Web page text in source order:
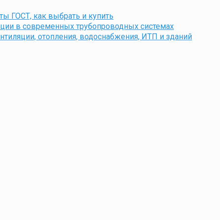
ГОСТ, как выбрать и купить
в современных трубопроводных системах
отопления, водоснабжения, ИТП и зданий